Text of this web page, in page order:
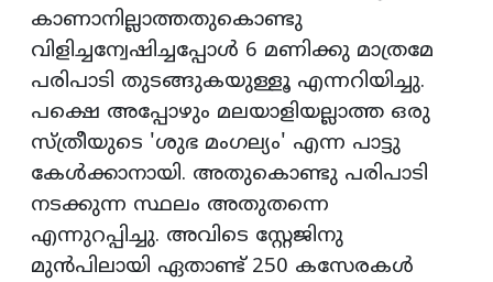
കാണാനില്ലാത്തതുകൊണ്ടു
വിളിച്ചന്വേഷിച്ചപ്പോൾ 6 മണിക്കു മാത്രമേ
പരിപാടി തുടങ്ങുകയുള്ളൂ എന്നറിയിച്ചു.
പക്ഷെ അപ്പോഴും മലയാളിയല്ലാത്ത ഒരു
സ്ത്രീയുടെ 'ശുഭ മംഗല്യം' എന്ന പാട്ടു
കേൾക്കാനായി. അതുകൊണ്ടു പരിപാടി
നടക്കുന്ന സ്ഥലം അതുതന്നെ
എന്നുറപ്പിച്ചു. അവിടെ സ്റ്റേജിനു
മുൻപിലായി ഏതാണ്ട് 250 കസേരകൾ